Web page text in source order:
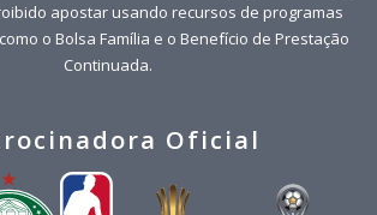
apostar usando recursos de programas
o Bolsa Família e o Benefício de Prestação
Continuada.
Oficial